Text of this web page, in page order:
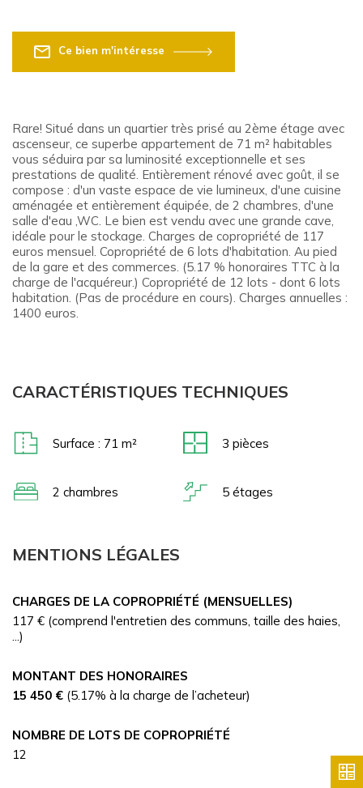
Ce bien m'intéresse
Rare! Situé dans un quartier très prisé au 2ème étage avec
ascenseur, ce superbe appartement de 71 m² habitables
vous séduira par sa luminosité exceptionnelle et ses
prestations de qualité. Entièrement rénové avec goût, il se
compose : d'un vaste espace de vie lumineux, d'une cuisine
aménagée et entièrement équipée, de 2 chambres, d'une
salle d'eau ,WC. Le bien est vendu avec une grande cave,
idéale pour le stockage. Charges de copropriété de 117
euros mensuel. Copropriété de 6 lots d'habitation. Au pied
de la gare et des commerces. (5.17 % honoraires TTC à la
charge de l'acquéreur.) Copropriété de 12 lots - dont 6 lots
habitation. (Pas de procédure en cours). Charges annuelles :
1400 euros.
CARACTÉRISTIQUES TECHNIQUES
Surface : 71 m² 3 pièces
2 chambres 5 étages
MENTIONS LÉGALES
CHARGES DE LA COPROPRIÉTÉ (MENSUELLES)
117 € (comprend l'entretien des communs, taille des haies,
...)
MONTANT DES HONORAIRES
15 450 € (5.17% à la charge de l’acheteur)
NOMBRE DE LOTS DE COPROPRIÉTÉ
12